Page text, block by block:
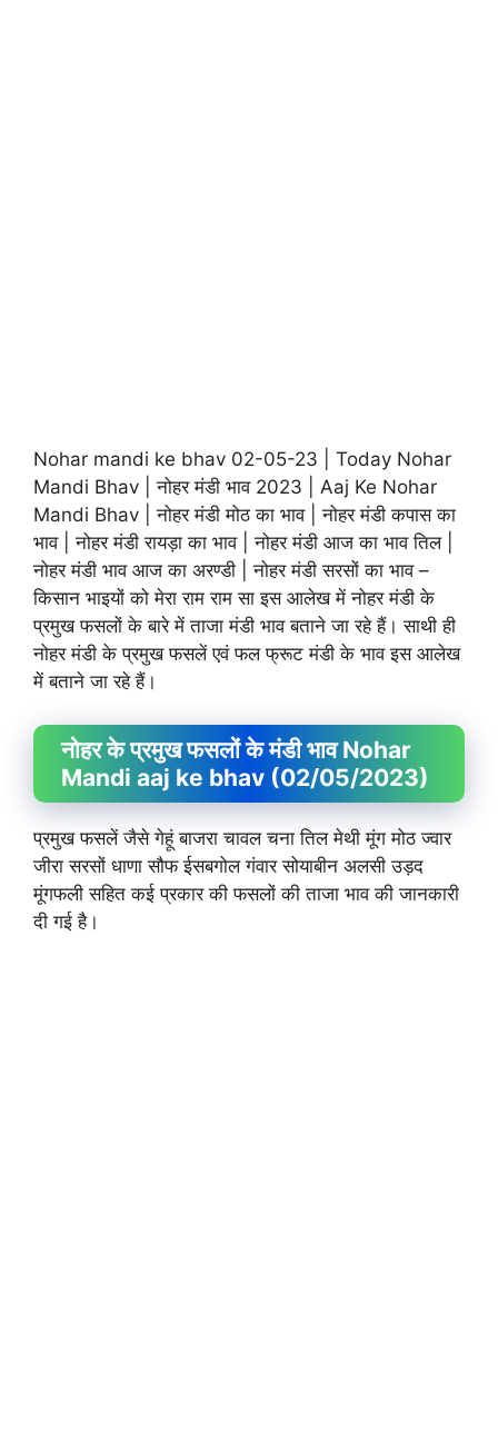
Nohar mandi ke bhav 02-05-23 | Today Nohar
Mandi Bhav | नोहर मंडी भाव 2023 | Aaj Ke Nohar
Mandi Bhav | नोहर मंडी मोठ का भाव | नोहर मंडी कपास का
भाव | नोहर मंडी रायड़ा का भाव | नोहर मंडी आज का भाव तिल |
नोहर मंडी भाव आज का अरण्डी | नोहर मंडी सरसों का भाव –
किसान भाइयों को मेरा राम राम सा इस आलेख में नोहर मंडी के
प्रमुख फसलों के बारे में ताजा मंडी भाव बताने जा रहे हैं। साथी ही
नोहर मंडी के प्रमुख फसलें एवं फल फ्रूट मंडी के भाव इस आलेख
में बताने जा रहे हैं।
नोहर के प्रमुख फसलों के मंडी भाव Nohar
Mandi aaj ke bhav (02/05/2023)
प्रमुख फसलें जैसे गेहूं बाजरा चावल चना तिल मेथी मूंग मोठ ज्वार
जीरा सरसों धाणा सौफ ईसबगोल गंवार सोयाबीन अलसी उड़द
मूंगफली सहित कई प्रकार की फसलों की ताजा भाव की जानकारी
दी गई है।